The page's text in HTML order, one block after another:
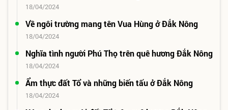
18/04/2024
Về ngôi trường mang tên Vua Hùng ở Đắk Nông
18/04/2024
Nghĩa tình người Phú Thọ trên quê hương Đắk Nông
18/04/2024
Ẩm thực đất Tổ và những biến tấu ở Đắk Nông
18/04/2024